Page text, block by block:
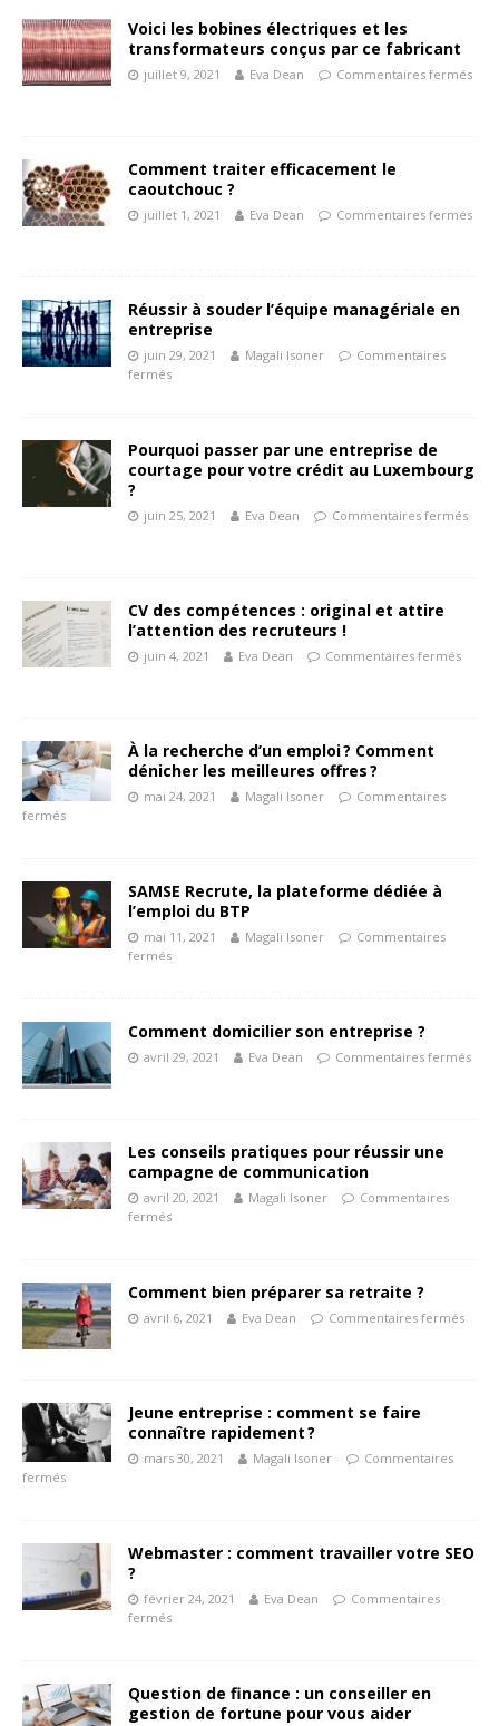
Voici les bobines électriques et les
transformateurs conçus par ce fabricant
juillet 9, 2021 Eva Dean Commentaires fermés
Comment traiter efficacement le
caoutchouc ?
juillet 1, 2021 Eva Dean Commentaires fermés
Réussir à souder l’équipe managériale en
entreprise
juin 29, 2021 Magali Isoner
Commentaires
fermés
Pourquoi passer par une entreprise de
courtage pour votre crédit au Luxembourg
?
juin 25, 2021 Eva Dean Commentaires fermés
CV des compétences : original et attire
l’attention des recruteurs !
juin 4, 2021 Eva Dean Commentaires fermés
À la recherche d’un emploi ? Comment
dénicher les meilleures offres ?
mai 24, 2021 Magali Isoner
Commentaires
fermés
SAMSE Recrute, la plateforme dédiée à
l’emploi du BTP
mai 11, 2021 Magali Isoner
Commentaires
fermés
Comment domicilier son entreprise ?
avril 29, 2021 Eva Dean Commentaires fermés
Les conseils pratiques pour réussir une
campagne de communication
avril 20, 2021 Magali Isoner
Commentaires
fermés
Comment bien préparer sa retraite ?
avril 6, 2021 Eva Dean Commentaires fermés
Jeune entreprise : comment se faire
connaître rapidement ?
mars 30, 2021 Magali Isoner
Commentaires
fermés
Webmaster : comment travailler votre SEO
?
février 24, 2021 Eva Dean
Commentaires
fermés
Question de finance : un conseiller en
gestion de fortune pour vous aider